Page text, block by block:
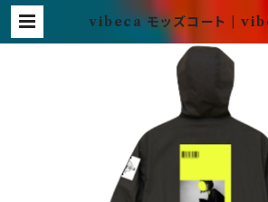
vibeca モッズコート |
ficial